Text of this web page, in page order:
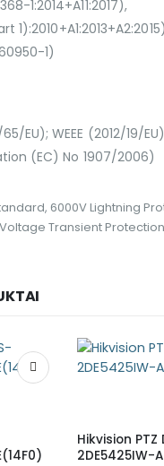
1:2014+A11:2017),
1)
EU); WEEE (2012/19/
(EC) No 1907/2006)
6000V Lightning
Transient Protection
Hikvision PTZ
2DE5425IW-